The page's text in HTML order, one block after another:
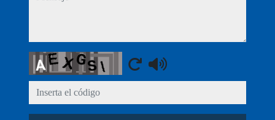
Captcha